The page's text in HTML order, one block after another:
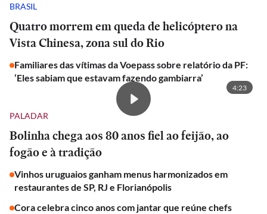
BRASIL
Quatro morrem em queda de helicóptero na
Vista Chinesa, zona sul do Rio
Familiares das vítimas da Voepass sobre relatório da PF:
‘Eles sabiam que estavam fazendo gambiarra’
4:23
PALADAR
Bolinha chega aos 80 anos fiel ao feijão, ao
fogão e à tradição
Vinhos uruguaios ganham menus harmonizados em
restaurantes de SP, RJ e Florianópolis
Cora celebra cinco anos com jantar que reúne chefs